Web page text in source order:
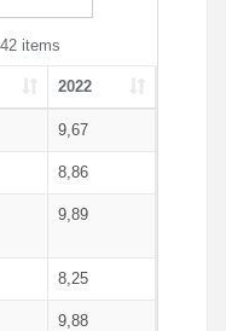
items
2022
9,67
8,86
9,89
8,25
9,88